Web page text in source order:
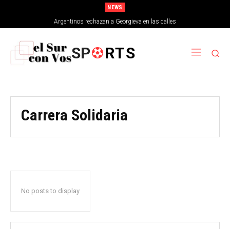
NEWS
Argentinos rechazan a Georgieva en las calles
SP RTS
Carrera Solidaria
No posts to display